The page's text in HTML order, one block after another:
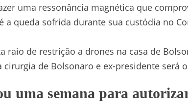
uma ressonância magnética que
a queda sofrida durante sua custódia no
raio de restrição a drones na casa de
cirurgia de Bolsonaro e ex-presidente será
uma semana para